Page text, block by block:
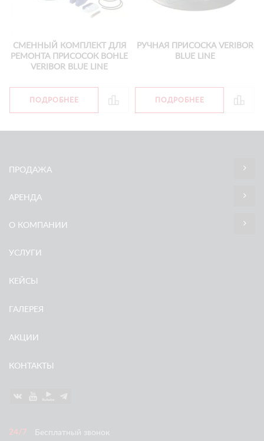
СМЕННЫЙ КОМПЛЕКТ ДЛЯ
РЕМОНТА ПРИСОСОК BOHLE
VERIBOR BLUE LINE
ПОДРОБНЕЕ
РУЧНАЯ ПРИСОСКА VERIBOR
BLUE LINE
ПОДРОБНЕЕ
ПРОДАЖА
АРЕНДА
О КОМПАНИИ
УСЛУГИ
КЕЙСЫ
ГАЛЕРЕЯ
АКЦИИ
КОНТАКТЫ
Бесплатный звонок